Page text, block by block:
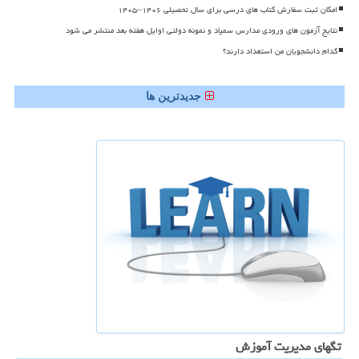
امکان ثبت سفارش کتاب های درسی برای سال تحصیلی ۱۴۰۶–۱۴۰۵
نتایج آزمون های ورودی مدارس سمپاد و نمونه دولتی اوایل هفته بعد منتشر می شود
کدام دانشجویان من استعداد دارند؟
جدیدترین ها
تگهای مدیریت آموزش